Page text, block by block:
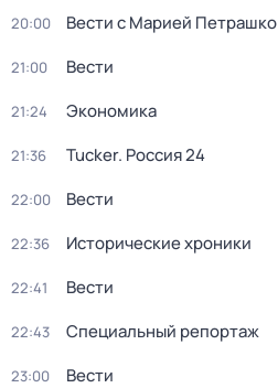
20:00 Вести с Марией Петрашко
21:00 Вести
21:24 Экономика
21:36 Tucker. Россия 24
22:00 Вести
22:36 Исторические хроники
22:41 Вести
22:43 Специальный репортаж
23:00 Вести